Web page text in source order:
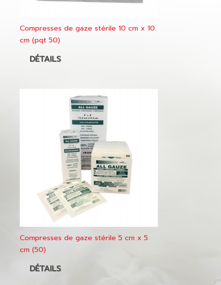
Compresses de gaze stérile 10 cm x 10
cm (pqt 50)
DÉTAILS
Compresses de gaze stérile 5 cm x 5
cm (50)
DÉTAILS